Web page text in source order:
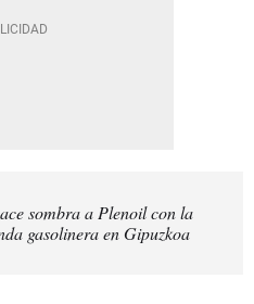
sombra a Plenoil con la
gasolinera en Gipuzkoa